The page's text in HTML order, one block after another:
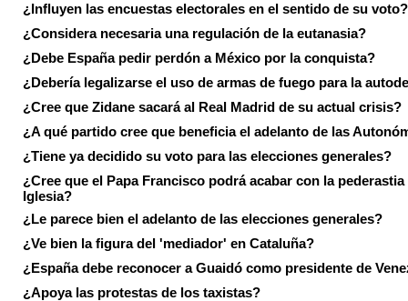
¿Influyen las encuestas electorales en el sentido de su voto?
¿Considera necesaria una regulación de la eutanasia?
¿Debe España pedir perdón a México por la conquista?
¿Debería legalizarse el uso de armas de fuego para la
¿Cree que Zidane sacará al Real Madrid de su actual crisis?
¿A qué partido cree que beneficia el adelanto de las
¿Tiene ya decidido su voto para las elecciones generales?
¿Cree que el Papa Francisco podrá acabar con la pederastia
Iglesia?
¿Le parece bien el adelanto de las elecciones generales?
¿Ve bien la figura del 'mediador' en Cataluña?
¿España debe reconocer a Guaidó como presidente de
¿Apoya las protestas de los taxistas?